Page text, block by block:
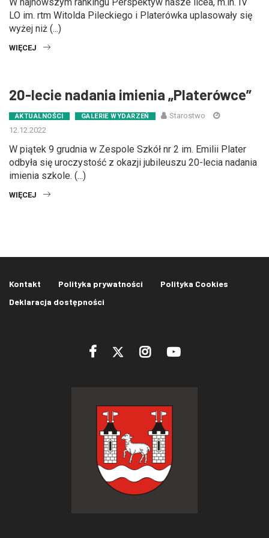
LO im. rtm Witolda Pileckiego i Platerówka uplasowały się
wyżej niż (...)
WIĘCEJ
20-lecie nadania imienia „Platerówce”
AKTUALNOŚCI GALERIE WYDARZEŃ
Starostwo
12.12.2022
W piątek 9 grudnia w Zespole Szkół nr 2 im. Emilii Plater
odbyła się uroczystość z okazji jubileuszu 20-lecia nadania
imienia szkole. (...)
WIĘCEJ
Kontakt Polityka prywatności
Polityka Cookies
Deklaracja dostępności